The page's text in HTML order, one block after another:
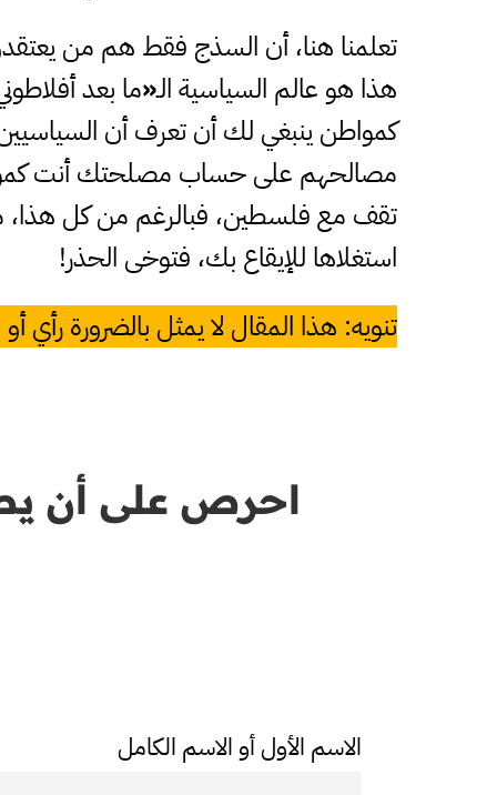
تعلمنا هنا، أن السذج فقط هم من
هذا هو عالم السياسية الـ«ما بعد
كمواطن ينبغي لك أن تعرف أن
مصالحهم على حساب مصلحتك أنت
تقف مع فلسطين، فبالرغم من كل هذا،
استغلاها للإيقاع بك، فتوخى الحذر!
تنويه: هذا المقال لا يمثل بالضرورة رأي
احرص على أن
الاسم الأول أو الاسم الكامل